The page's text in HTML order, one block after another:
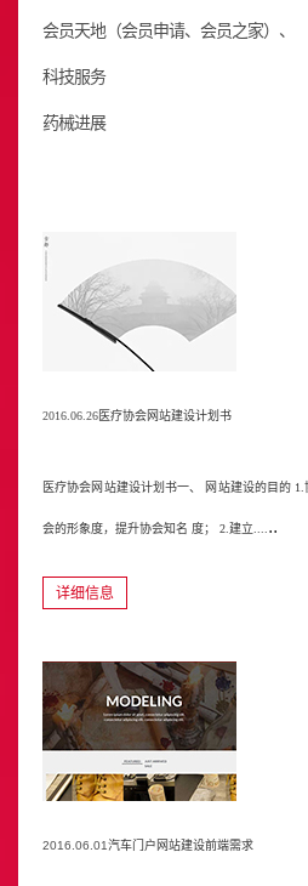
会员天地（会员申请、会员之家）、
科技服务
药械进展
2016.06.26医疗协会网站建设计划书
医疗协会网站建设计划书一、 网站建设的目的
会的形象度，提升协会知名 度； 2.建立.... ..
详细信息
2016.06.01汽车门户网站建设前端需求